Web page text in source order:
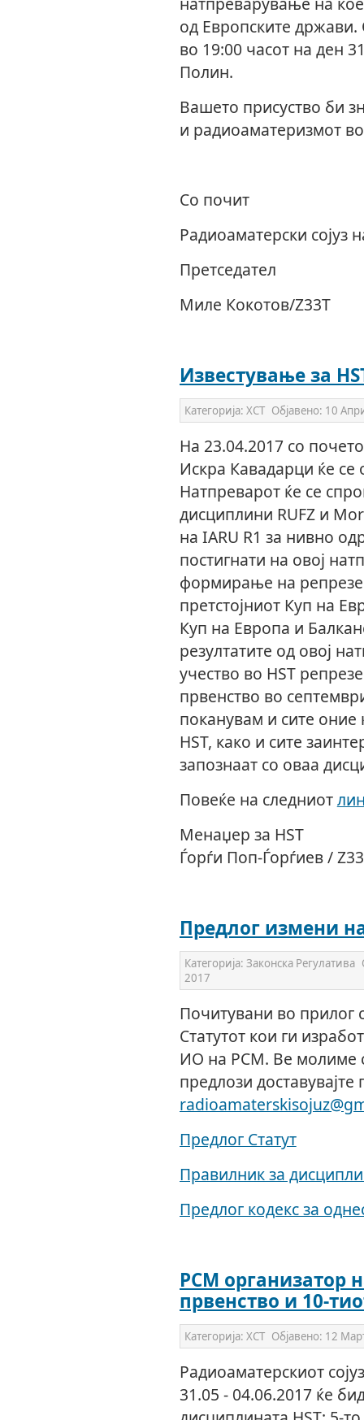
од Европските
во 19:00 часот на ден
Полин.
Вашето присуство би
и радиоаматеризмот
Со почит
Радиоаматерски сојуз
Претседател
Миле Кокотов/Z33Т
Известување за
Категорија: ХСТ Објавено: 10
На 23.04.2017 со
Искра Кавадарци ќе
Натпреварот ќе се
дисциплини RUFZ и
на IARU R1 за нивно
постигнати на овој
формирање на
претстојниот Куп на
Куп на Европа и
резултатите од овој
учество во HST
првенство во
поканувам и сите
HST, како и сите
запознаат со оваа
Повеќе на следниот
Менаџер за HST
Ѓорѓи Поп-Ѓорѓиев /
Предлог измени
Категорија: Законска Регулатива
2017
Почитувани во прилог
Статутот кои ги
ИО на РСМ. Ве молиме
предлози
Предлог Статут
Правилник за
Предлог кодекс за
РСМ организатор
првенство и 10-
Категорија: ХСТ Објавено: 12
Радиоаматерскиот
31.05 - 04.06.2017 ќе